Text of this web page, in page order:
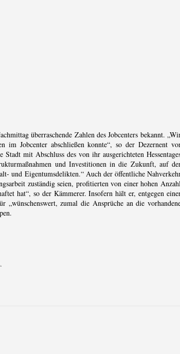
überraschende Zahlen des Jobcenters bekannt.
Jobcenter abschließen konnte“, so der Dezernent
mit Abschluss des von ihr ausgerichteten
und Investitionen in die Zukunft, auf
und Eigentumsdelikten.“ Auch der öffentliche
zuständig seien, profitierten von einer hohen Anzahl
hat“, so der Kämmerer. Insofern hält er, entgegen
„wünschenswert, zumal die Ansprüche an die